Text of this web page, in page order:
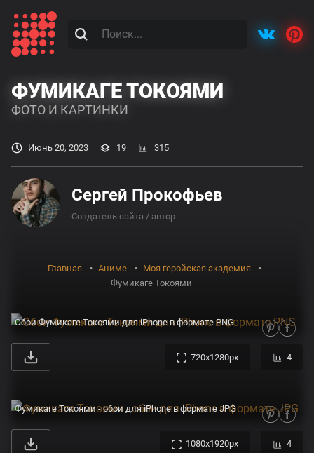
ФУМИКАГЕ ТОКОЯМИ
ФОТО И КАРТИНКИ
Июнь 20, 2023 19 315
Сергей Прокофьев
Создатель сайта / автор
Главная Аниме
Моя геройская академия
Фумикаге Токоями
Обои Фумикаге Токоями для iPhone в формате PNG
720x1280px 4
Фумикаге Токоями - обои для iPhone в формате JPG
1080x1920px 4